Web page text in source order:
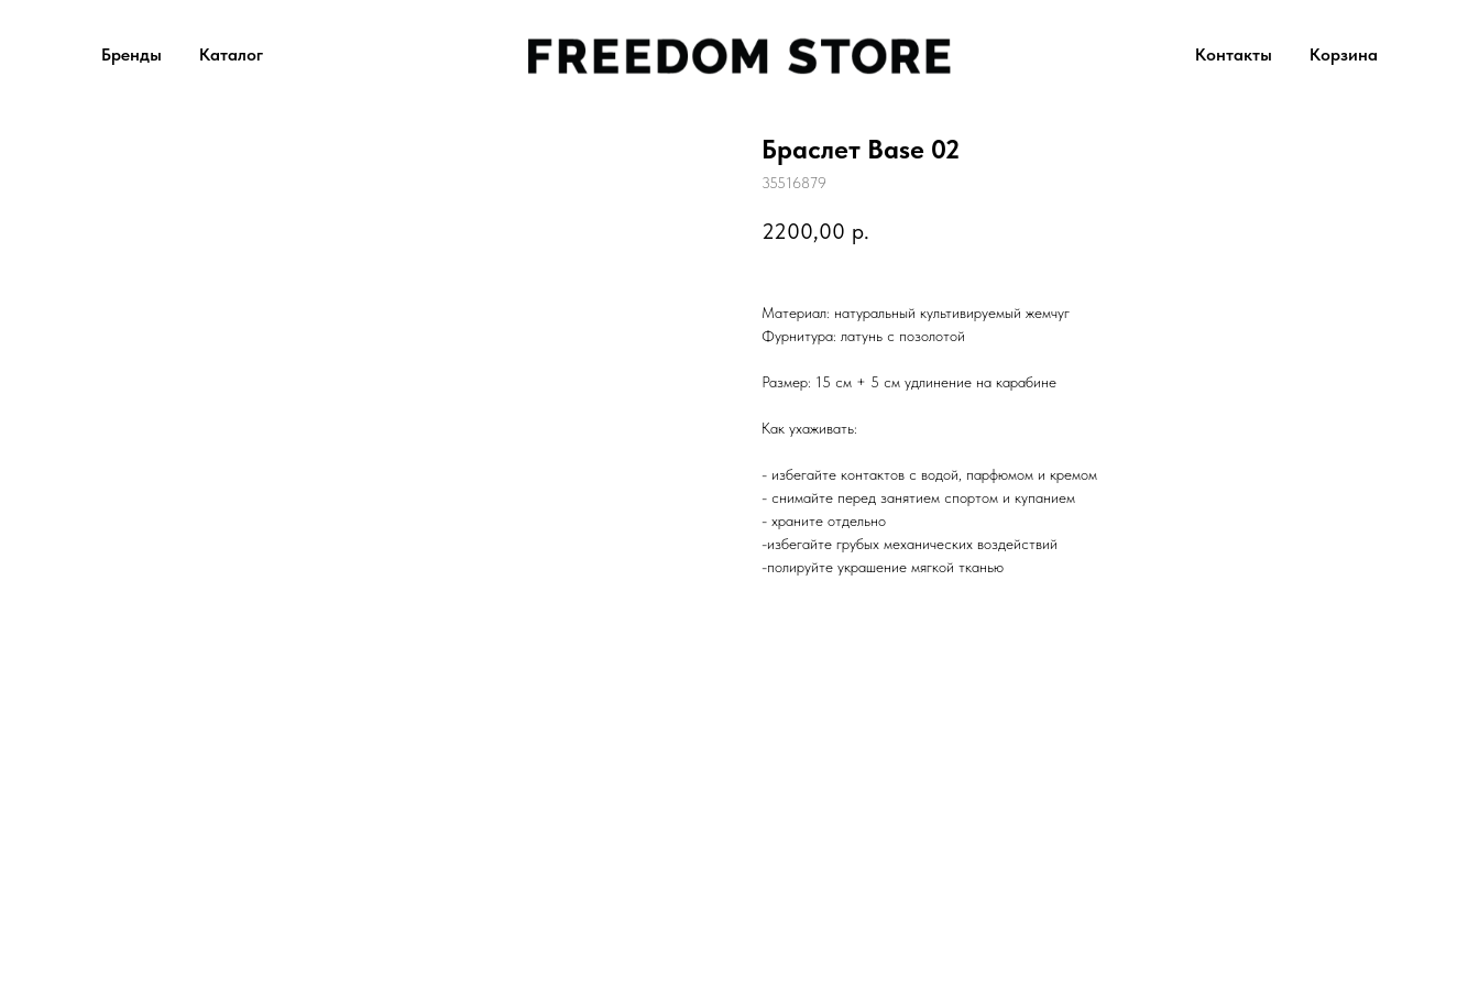
Бренды Каталог Контакты Корзина
Браслет Base 02
35516879
2200,00 р.
Материал: натуральный культивируемый жемчуг
Фурнитура: латунь с позолотой
Размер: 15 см + 5 см удлинение на карабине
Как ухаживать:
- избегайте контактов с водой, парфюмом и кремом
- снимайте перед занятием спортом и купанием
- храните отдельно
-избегайте грубых механических воздействий
-полируйте украшение мягкой тканью